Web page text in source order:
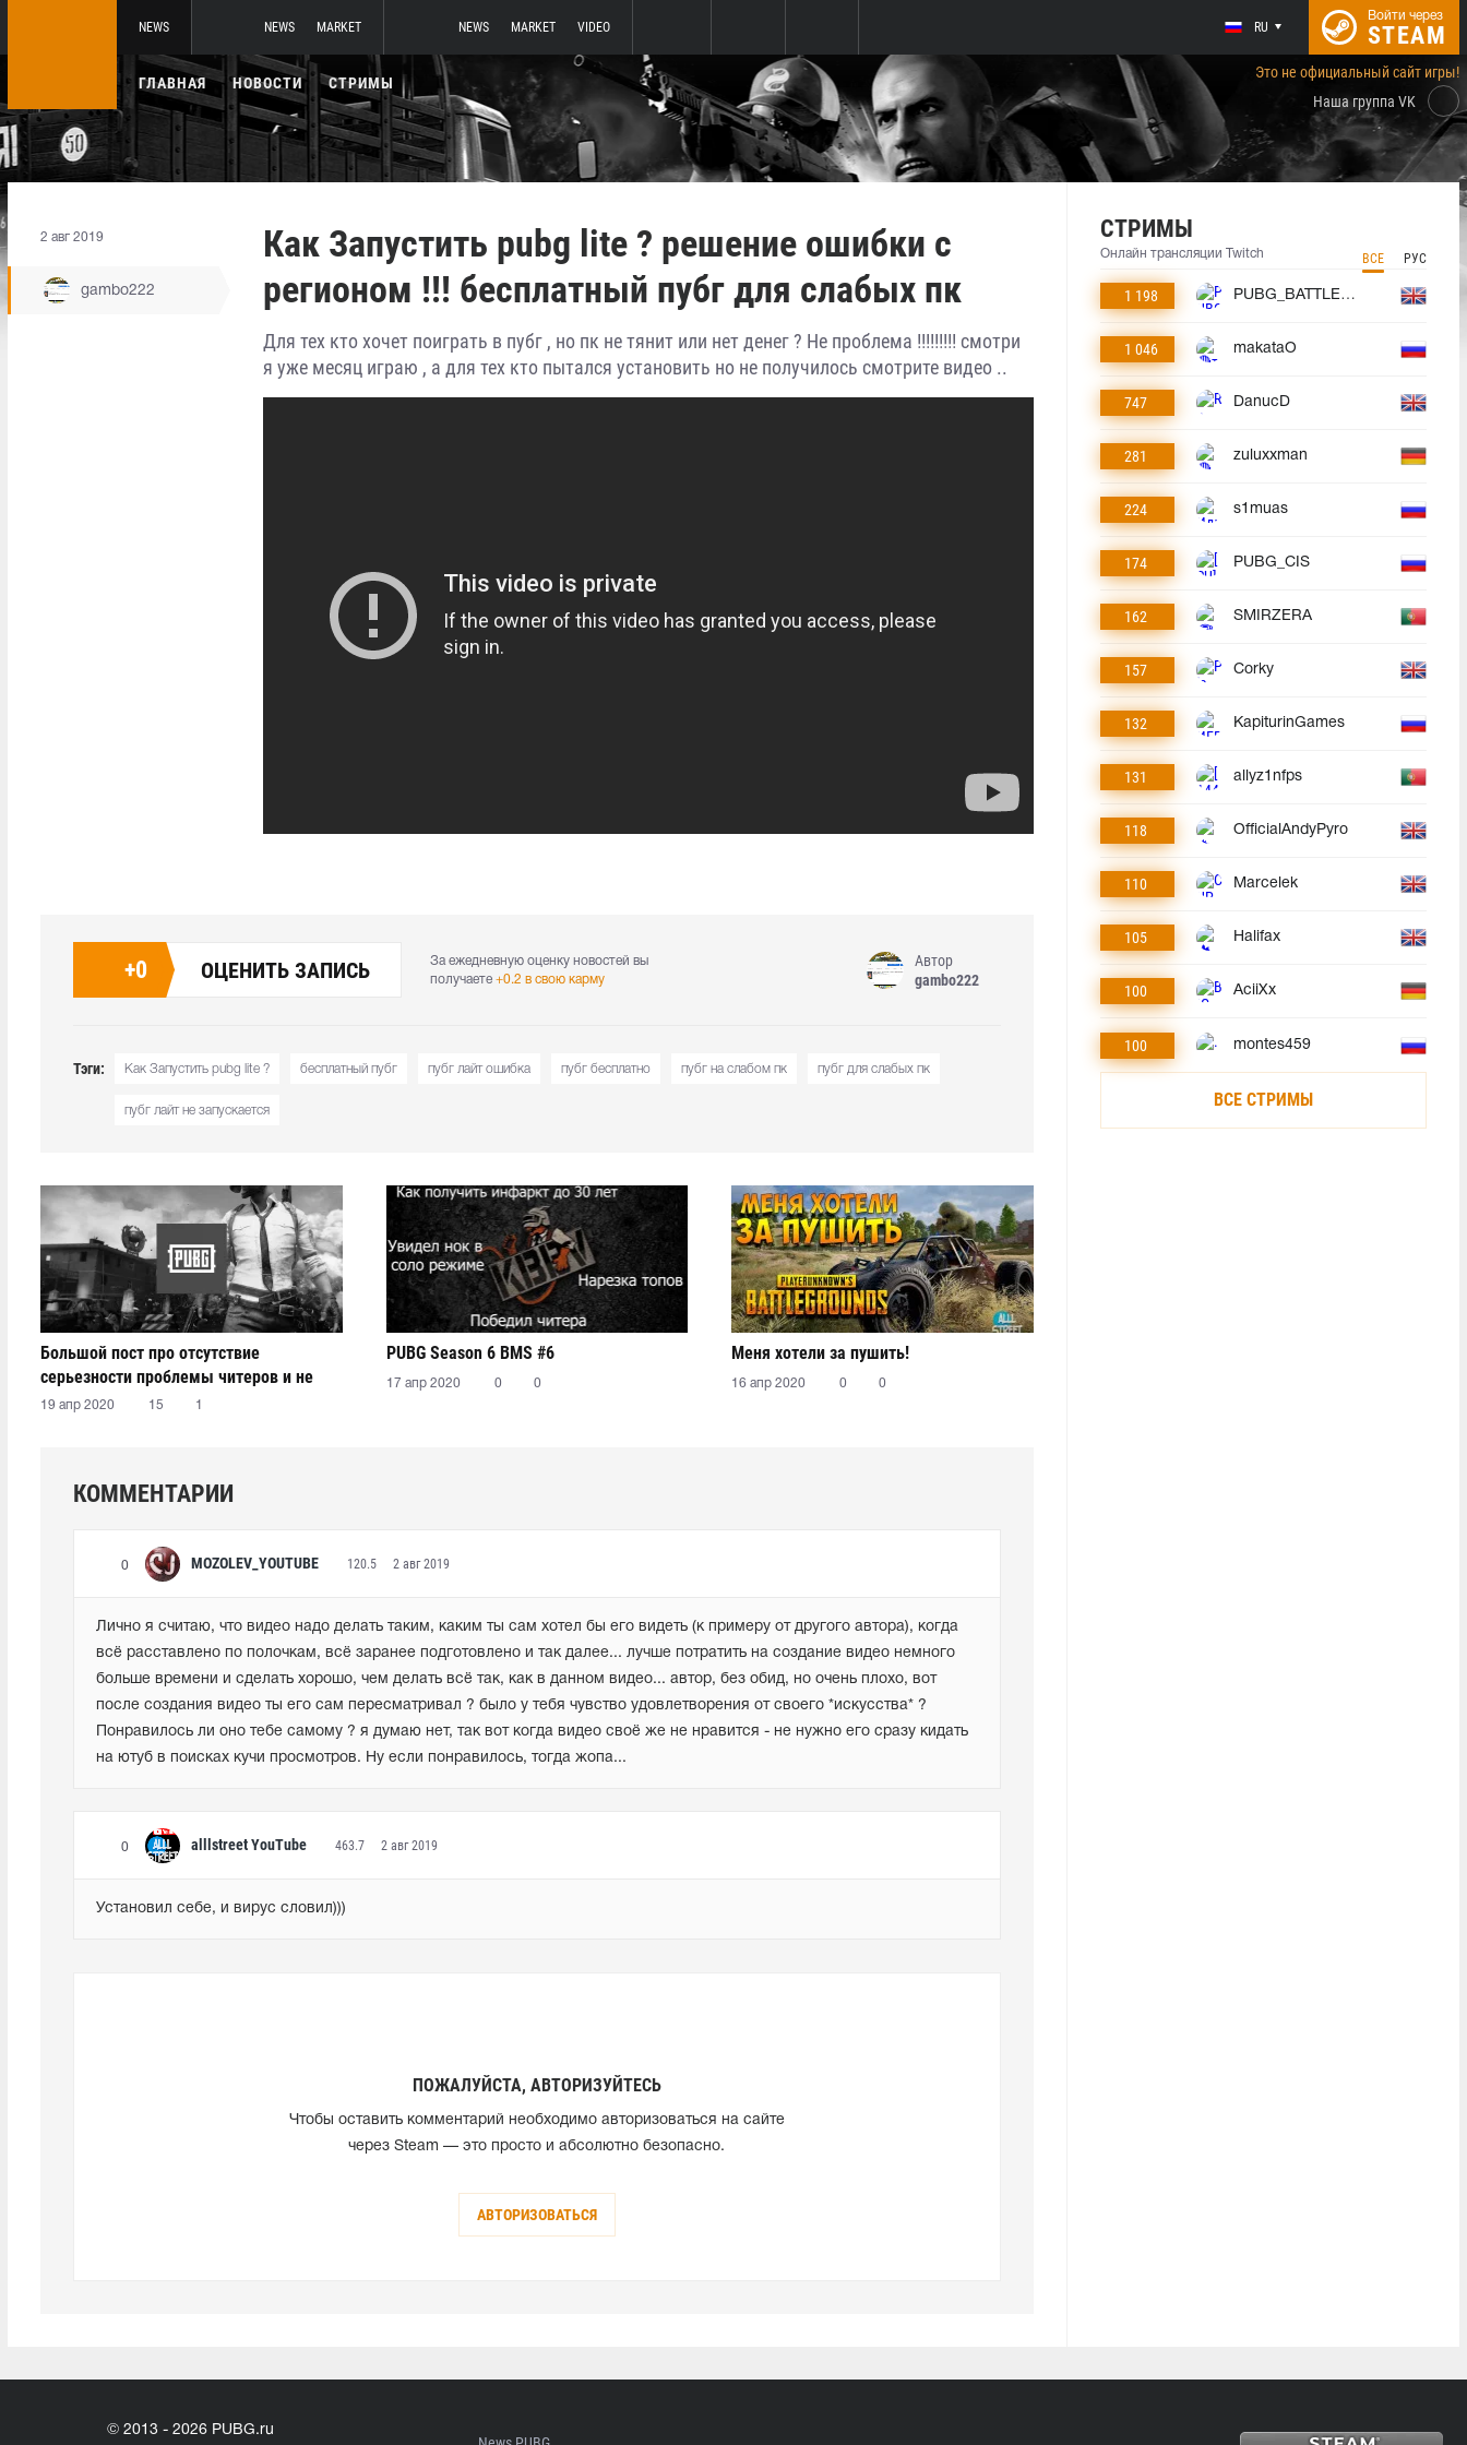
NEWS NEWS MARKET NEWS MARKET VIDEO RU
Войти через
STEAM
ГЛАВНАЯ НОВОСТИ СТРИМЫ
Это не официальный сайт игры!
Наша группа VK
2 авг 2019
gambo222
Как Запустить pubg lite ? решение ошибки с
регионом !!! бесплатный пубг для слабых пк
Для тех кто хочет поиграть в пубг , но пк не тянит или нет денег ? Не проблема !!!!!!!!! смотри
я уже месяц играю , а для тех кто пытался установить но не получилось смотрите видео ..
+0 ОЦЕНИТЬ ЗАПИСЬ
За ежедневную оценку новостей вы
получаете +0.2 в свою карму
Автор
gambo222
Тэги: Как Запустить pubg lite ? бесплатный пубг пубг лайт ошибка пубг бесплатно пубг на слабом пк пубг для слабых пк
пубг лайт не запускается
Большой пост про отсутствие
серьезности проблемы читеров и не
только
19 апр 2020 15 1
PUBG Season 6 BMS #6
17 апр 2020 0 0
Меня хотели за пушить!
16 апр 2020 0 0
КОММЕНТАРИИ
0 MOZOLEV_YOUTUBE 120.5 2 авг 2019
Лично я считаю, что видео надо делать таким, каким ты сам хотел бы его видеть (к примеру от другого автора), когда
всё расставлено по полочкам, всё заранее подготовлено и так далее... лучше потратить на создание видео немного
больше времени и сделать хорошо, чем делать всё так, как в данном видео... автор, без обид, но очень плохо, вот
после создания видео ты его сам пересматривал ? было у тебя чувство удовлетворения от своего *искусства* ?
Понравилось ли оно тебе самому ? я думаю нет, так вот когда видео своё же не нравится - не нужно его сразу кидать
на ютуб в поисках кучи просмотров. Ну если понравилось, тогда жопа...
0 alllstreet YouTube 463.7 2 авг 2019
Установил себе, и вирус словил)))
ПОЖАЛУЙСТА, АВТОРИЗУЙТЕСЬ
Чтобы оставить комментарий необходимо авторизоваться на сайте
через Steam — это просто и абсолютно безопасно.
АВТОРИЗОВАТЬСЯ
СТРИМЫ
Онлайн трансляции Twitch ВСЕ РУС
1 198 PUBG_BATTLEGROUNDS
1 046 makataO
747 DanucD
281 zuluxxman
224 s1muas
174 PUBG_CIS
162 SMIRZERA
157 Corky
132 KapiturinGames
131 allyz1nfps
118 OfficialAndyPyro
110 Marcelek
105 Halifax
100 AciiXx
100 montes459
ВСЕ СТРИМЫ
© 2013 - 2026 PUBG.ru